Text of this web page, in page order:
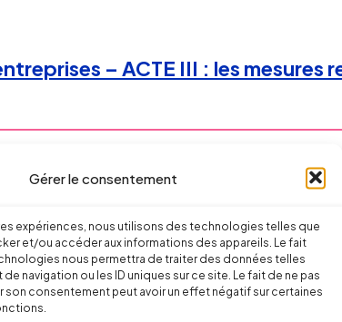
Gérer le consentement
expériences, nous utilisons des technologies telles que
et/ou accéder aux informations des appareils. Le fait
nous permettra de traiter des données telles
navigation ou les ID uniques sur ce site. Le fait de ne pas
son consentement peut avoir un effet négatif sur certaines
– ACTE III : les